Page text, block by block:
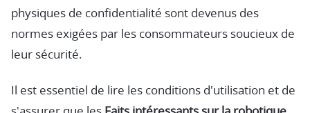
physiques de confidentialité sont devenus des
normes exigées par les consommateurs soucieux de
leur sécurité.
Il est essentiel de lire les conditions d'utilisation et de